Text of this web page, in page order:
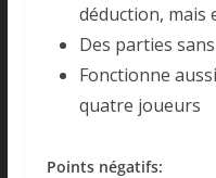
déduction, mais
Des parties
Fonctionne
quatre joueurs
Points négatifs: